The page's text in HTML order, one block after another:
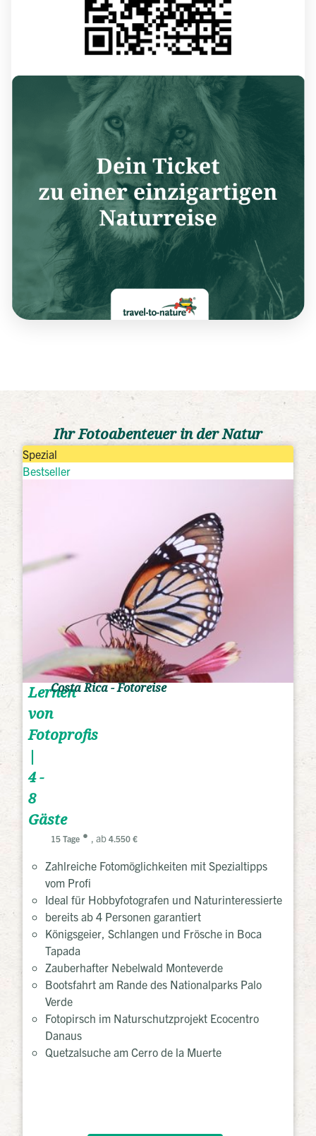
Ihr Fotoabenteuer in der Natur
Spezial
Bestseller
Lernen
von
Fotoprofis
|
4 -
8
Gäste
Costa Rica - Fotoreise
15 Tage , ab 4.550 €
Zahlreiche Fotomöglichkeiten mit Spezialtipps
vom Profi
Ideal für Hobbyfotografen und Naturinteressierte
bereits ab 4 Personen garantiert
Königsgeier, Schlangen und Frösche in Boca
Tapada
Zauberhafter Nebelwald Monteverde
Bootsfahrt am Rande des Nationalparks Palo
Verde
Fotopirsch im Naturschutzprojekt Ecocentro
Danaus
Quetzalsuche am Cerro de la Muerte